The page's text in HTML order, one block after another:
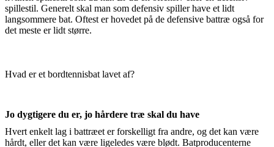
spillestil. Generelt skal man som defensiv spiller have et lidt
langsommere bat. Oftest er hovedet på de defensive battræ også for
det meste er lidt større.
Hvad er et bordtennisbat lavet af?
Jo dygtigere du er, jo hårdere træ skal du have
Hvert enkelt lag i battræet er forskelligt fra andre, og det kan være
hårdt, eller det kan være ligeledes være blødt. Batproducenterne